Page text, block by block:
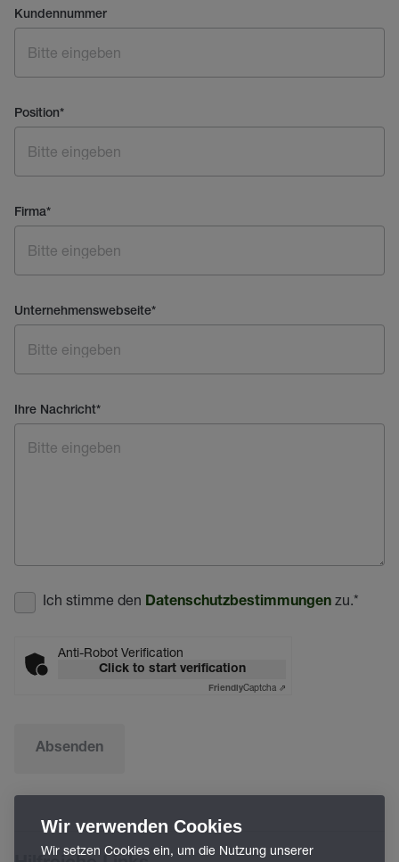
Kundennummer
Position*
Firma*
Unternehmenswebseite*
Ihre Nachricht*
Ich stimme den Datenschutzbestimmungen zu.*
Anti-Robot Verification
Click to start verification
FriendlyCaptcha ⇗
Absenden
Wir verwenden Cookies
Wir setzen Cookies ein, um die Nutzung unserer